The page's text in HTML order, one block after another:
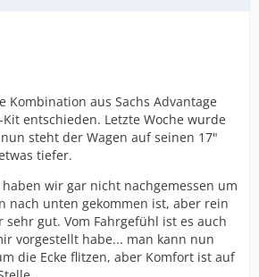
Kombination aus Sachs Advantage
entschieden. Letzte Woche wurde
steht der Wagen auf seinen 17"
tiefer.
wir gar nicht nachgemessen um
nach unten gekommen ist, aber rein
gut. Vom Fahrgefühl ist es auch
vorgestellt habe... man kann nun
die Ecke flitzen, aber Komfort ist auf